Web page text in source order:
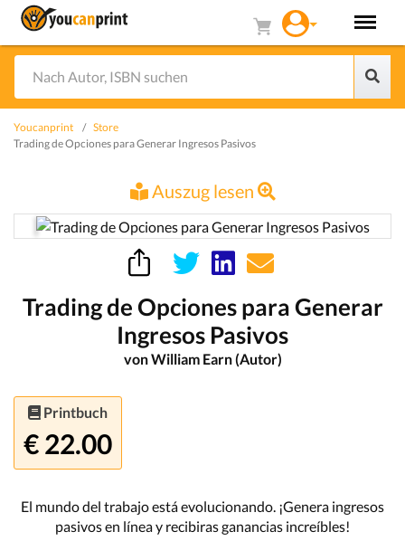
Youcanprint
Store
Trading de Opciones para Generar Ingresos Pasivos
Auszug lesen
Trading de Opciones para Generar
Ingresos Pasivos
von William Earn (Autor)
Printbuch
€ 22.00
El mundo del trabajo está evolucionando. ¡Genera ingresos
pasivos en línea y recibiras ganancias increíbles!